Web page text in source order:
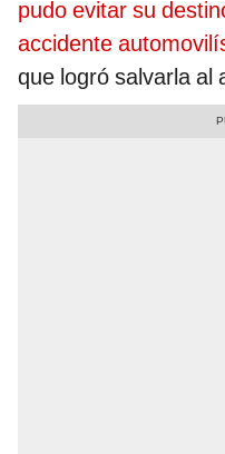
pudo evitar su
accidente
que logró salvarla al